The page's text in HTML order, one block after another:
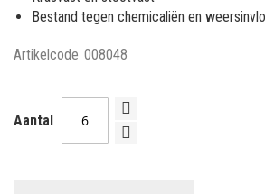
Bestand tegen chemicaliën en
Artikelcode 008048
Aantal